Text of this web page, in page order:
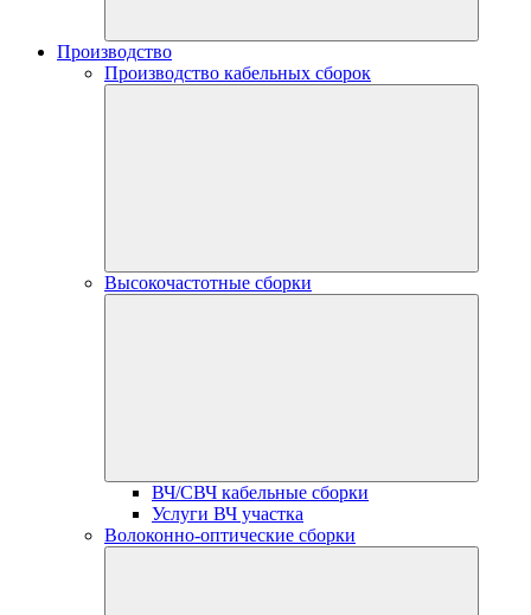
Производство
Производство кабельных сборок
Высокочастотные сборки
ВЧ/СВЧ кабельные сборки
Услуги ВЧ участка
Волоконно-оптические сборки